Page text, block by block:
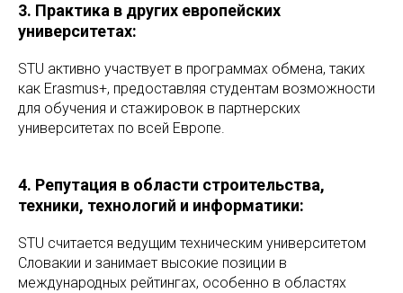
3. Практика в других европейских
университетах:
STU активно участвует в программах обмена, таких
как Erasmus+, предоставляя студентам возможности
для обучения и стажировок в партнерских
университетах по всей Европе.
4. Репутация в области строительства,
техники, технологий и информатики:
STU считается ведущим техническим университетом
Словакии и занимает высокие позиции в
международных рейтингах, особенно в областях